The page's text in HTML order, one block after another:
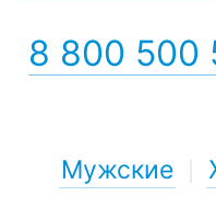
8 800 500
Мужские